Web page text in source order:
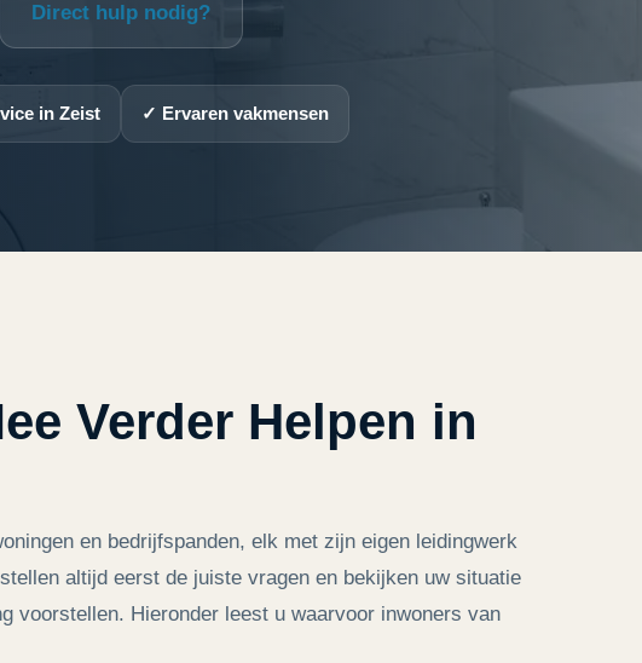
Direct hulp nodig?
in Zeist ✓ Ervaren vakmensen
Verder Helpen in
en bedrijfspanden, elk met zijn eigen leidingwerk
altijd eerst de juiste vragen en bekijken uw situatie
voorstellen. Hieronder leest u waarvoor inwoners van